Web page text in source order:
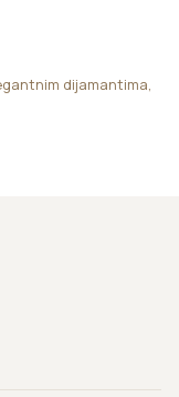
dijamantima,